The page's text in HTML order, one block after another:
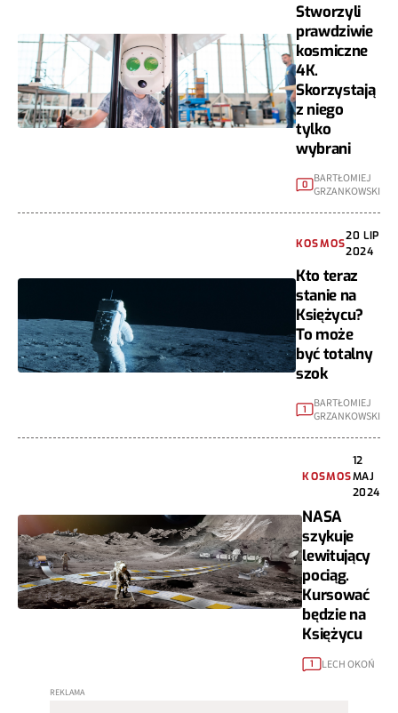
Stworzyli
prawdziwie
kosmiczne
4K.
Skorzystają
z niego
tylko
wybrani
0
BARTŁOMIEJ
GRZANKOWSKI
KOSMOS
20 LIP
2024
Kto teraz
stanie na
Księżycu?
To może
być totalny
szok
1
BARTŁOMIEJ
GRZANKOWSKI
KOSMOS
12
MAJ
2024
NASA
szykuje
lewitujący
pociąg.
Kursować
będzie na
Księżycu
1 LECH OKOŃ